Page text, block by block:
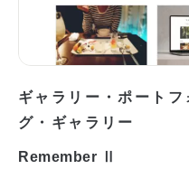
ギャラリー・ポートフ
グ・ギャラリー
Remember Ⅱ